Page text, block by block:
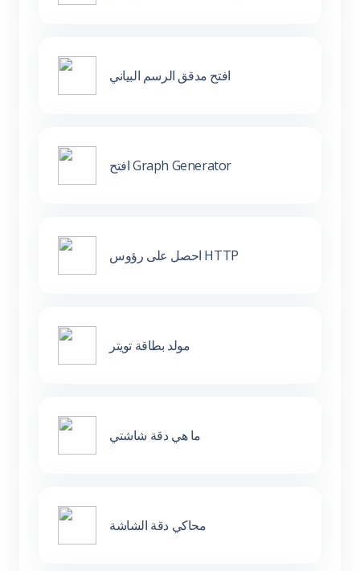
افتح مدقق الرسم البياني
افتح Graph Generator
احصل على رؤوس HTTP
مولد بطاقة تويتر
ما هي دقة شاشتي
محاكي دقة الشاشة